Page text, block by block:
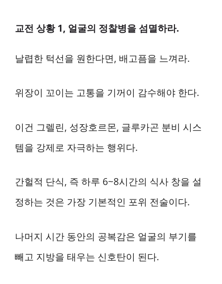
교전 상황 1, 얼굴의 정찰병을 섬멸하라.
날렵한 턱선을 원한다면, 배고픔을 느껴라.
위장이 꼬이는 고통을 기꺼이 감수해야 한다.
이건 그렐린, 성장호르몬, 글루카곤 분비 시스
템을 강제로 자극하는 행위다.
간헐적 단식, 즉 하루 6~8시간의 식사 창을 설
정하는 것은 가장 기본적인 포위 전술이다.
나머지 시간 동안의 공복감은 얼굴의 부기를
빼고 지방을 태우는 신호탄이 된다.